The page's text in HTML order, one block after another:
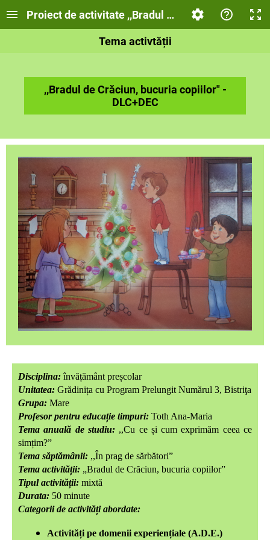
Proiect de activitate ,,Bradul de Crăciun, bucuria
Tema activtății
,,Bradul de Crăciun, bucuria copiilor" -
DLC+DEC
Disciplina:învățământ preșcolar
Unitatea: Grădinița cu Program Prelungit Numărul 3, Bistriţa
Grupa: Mare
Profesor pentru educație timpuri: Toth Ana-Maria
Tema anuală de studiu:,,Cu ce și cum exprimăm ceea ce
simțim?”
Tema săptămânii: ,,În prag de sărbători”
Tema activității: „Bradul de Crăciun, bucuria copiilor”
Tipul activității: mixtă
Durata: 50 minute
Categorii de activități abordate:
Activități pe domenii experiențiale (A.D.E.)